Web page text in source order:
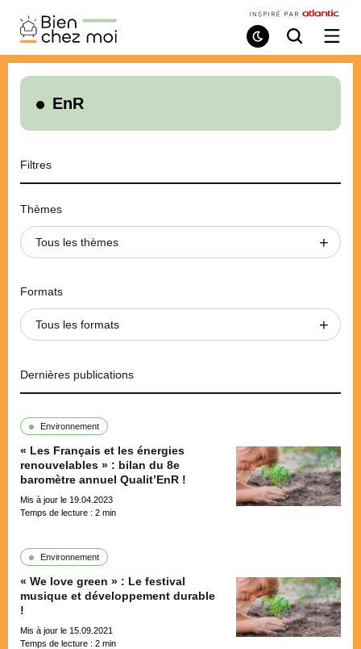
Bien
Chez
Moi
Mode
de
Recherche
/
le
EnR
Filtres
Thèmes
Tous les thèmes
Formats
Tous les formats
Dernières publications
Environnement
« Les Français et les énergies
renouvelables » : bilan du 8e
baromètre annuel Qualit’EnR !
Mis à jour le 19.04.2023
Temps de lecture : 2 min
Environnement
« We love green » : Le festival
musique et développement durable
!
Mis à jour le 15.09.2021
Temps de lecture : 2 min